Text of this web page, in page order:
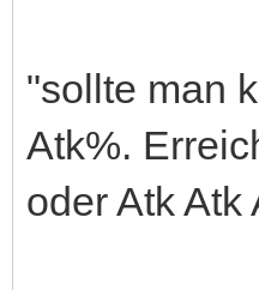
"sollte man
Atk%.
oder Atk Atk